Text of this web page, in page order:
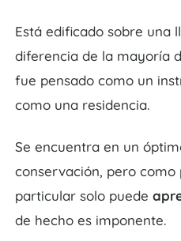
Está edificado sobre una
diferencia de la mayoría
fue pensado como un
como una residencia.
Se encuentra en un
conservación, pero como
particular solo puede
de hecho es imponente.